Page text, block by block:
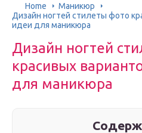
Home
Маникюр
Дизайн ногтей стилеты фото
идеи для маникюра
Дизайн ногтей
красивых
для маникюра